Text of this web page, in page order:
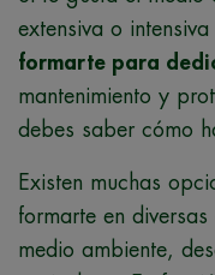
extensiva o
formarte para
mantenimiento y
debes saber cómo
Existen muchas
formarte en
medio ambiente,